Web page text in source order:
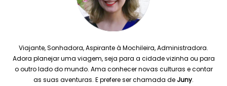
Viajante, Sonhadora, Aspirante à Mochileira, Administradora.
Adora planejar uma viagem, seja para a cidade vizinha ou para
o outro lado do mundo. Ama conhecer novas culturas e contar
as suas aventuras. E prefere ser chamada de Juny.